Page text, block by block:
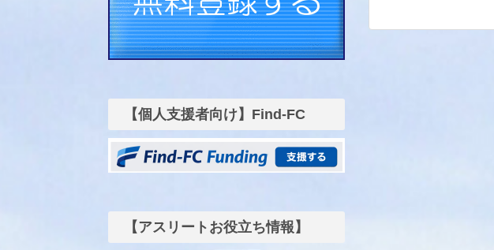
【個人支援者向け】Find-FC
funding
【アスリートお役立ち情報】